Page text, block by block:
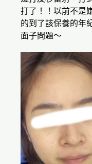
打了！！以前不是
的到了該保養的年
面子問題～